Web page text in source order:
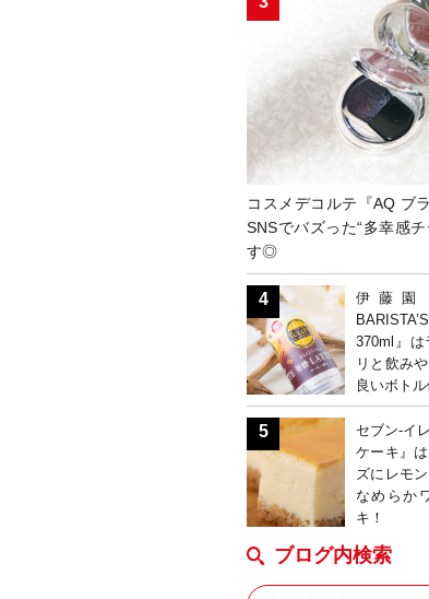
コスメデコルテ『AQ ブ
SNSでバズった“多幸感
す◎
伊藤園『
370ml』
リと飲み
良いボト
セブン-イ
ケーキ』
ズにレモ
なめらか
キ！
ブログ内検索